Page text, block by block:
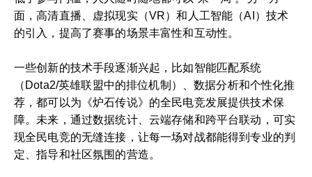
面，高清直播、虚拟现实（VR）和人工智能（AI）技术
的引入，提高了赛事的场景丰富性和互动性。
一些创新的技术手段逐渐兴起，比如智能匹配系统
（Dota2/英雄联盟中的排位机制）、数据分析和个性化推
荐，都可以为《炉石传说》的全民电竞发展提供技术保
障。未来，通过数据统计、云端存储和跨平台联动，可实
现全民电竞的无缝连接，让每一场对战都能得到专业的判
定、指导和社区氛围的营造。